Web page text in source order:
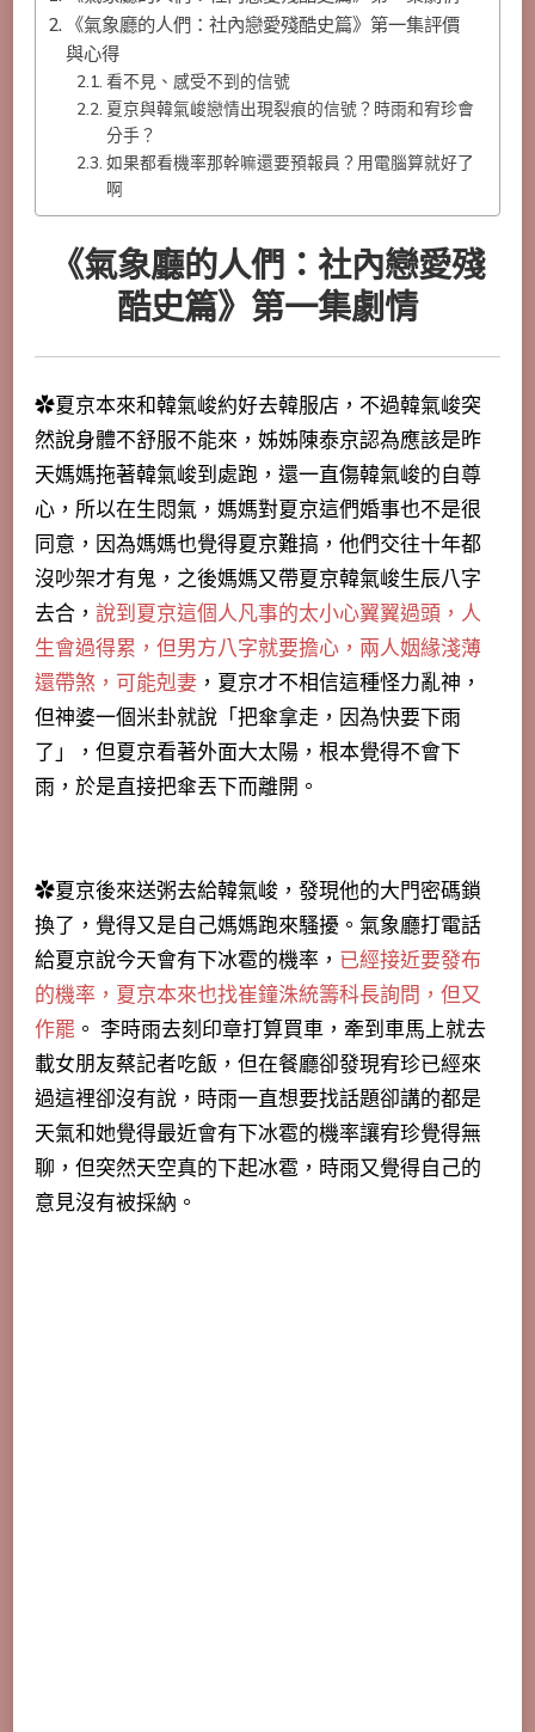
《氣象廳的人們：社內戀愛殘酷史篇》第一集評價
與心得
看不見、感受不到的信號
夏京與韓氣峻戀情出現裂痕的信號？時雨和宥珍會
分手？
如果都看機率那幹嘛還要預報員？用電腦算就好了
啊
《氣象廳的人們：社內戀愛殘
酷史篇》第一集劇情
✿夏京本來和韓氣峻約好去韓服店，不過韓氣峻突
然說身體不舒服不能來，姊姊陳泰京認為應該是昨
天媽媽拖著韓氣峻到處跑，還一直傷韓氣峻的自尊
心，所以在生悶氣，媽媽對夏京這們婚事也不是很
同意，因為媽媽也覺得夏京難搞，他們交往十年都
沒吵架才有鬼，之後媽媽又帶夏京韓氣峻生辰八字
去合， 說到夏京這個人凡事的太小心翼翼過頭，人
生會過得累，但男方八字就要擔心，兩人姻緣淺薄
還帶煞，可能剋妻 ，夏京才不相信這種怪力亂神，
但神婆一個米卦就說「把傘拿走，因為快要下雨
了」，但夏京看著外面大太陽，根本覺得不會下
雨，於是直接把傘丟下而離開。
✿夏京後來送粥去給韓氣峻，發現他的大門密碼鎖
換了，覺得又是自己媽媽跑來騷擾。氣象廳打電話
給夏京說今天會有下冰雹的機率， 已經接近要發布
的機率，夏京本來也找崔鐘洙統籌科長詢問，但又
作罷 。 李時雨去刻印章打算買車，牽到車馬上就去
載女朋友蔡記者吃飯，但在餐廳卻發現宥珍已經來
過這裡卻沒有說，時雨一直想要找話題卻講的都是
天氣和她覺得最近會有下冰雹的機率讓宥珍覺得無
聊，但突然天空真的下起冰雹，時雨又覺得自己的
意見沒有被採納。